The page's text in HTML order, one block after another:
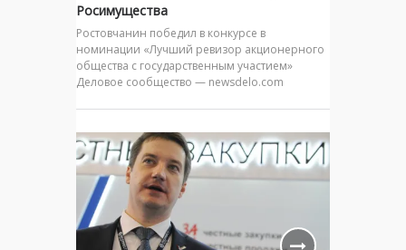
Росимущества
Ростовчанин победил в конкурсе в
номинации «Лучший ревизор акционерного
общества с государственным участием»
Деловое сообщество — newsdelo.com